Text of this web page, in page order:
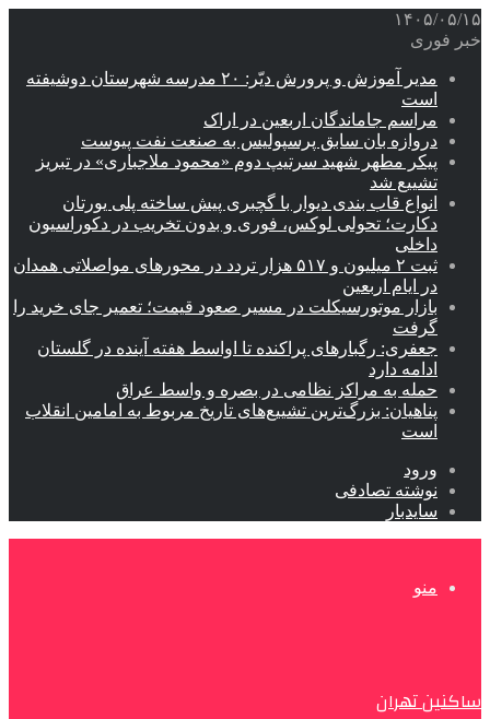
۱۴۰۵/۰۵/۱۵
خبر فوری
مدیر آموزش و پرورش دیّر: ۲۰ مدرسه شهرستان دوشیفته
است
مراسم جاماندگان اربعین در اراک
دروازه بان سابق پرسپولیس به صنعت نفت پیوست
پیکر مطهر شهید سرتیپ دوم «محمود ملاجباری» در تبریز
تشییع شد
انواع قاب بندی دیوار با گچبری پیش ساخته پلی یورتان
دکارت؛ تحولی لوکس، فوری و بدون تخریب در دکوراسیون
داخلی
ثبت ۲ میلیون و ۵۱۷ هزار تردد در محورهای مواصلاتی همدان
در ایام اربعین
بازار موتورسیکلت در مسیر صعود قیمت؛ تعمیر جای خرید را
گرفت
جعفری: رگبارهای پراکنده تا اواسط هفته آینده در گلستان
ادامه دارد
حمله به مراکز نظامی در بصره و واسط عراق
پناهیان: بزرگ‌ترین تشییع‌های تاریخ مربوط به امامین انقلاب
است
ورود
نوشته تصادفی
سایدبار
منو
ساکنین تهران